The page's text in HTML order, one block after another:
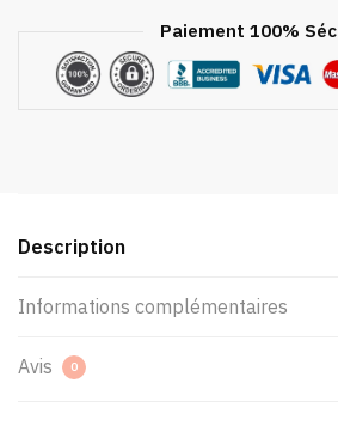
Paiement 100%
Description
Informations complémentaires
Avis 0